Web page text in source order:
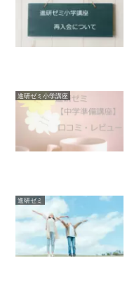
進研ゼミ小学講座
進研ゼミ